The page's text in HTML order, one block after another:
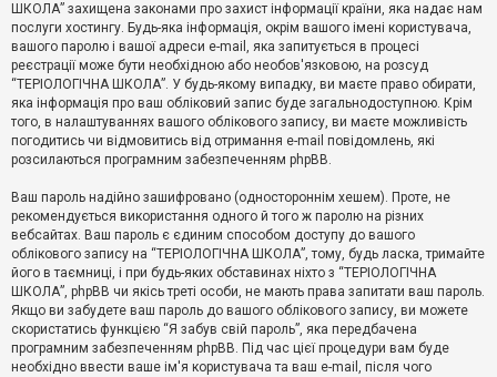
П
о
ш
у
Д
о
м
о
г
ШКОЛА” захищена законами про захист інформації країни, яка надає нам
послуги хостингу. Будь-яка інформація, окрім вашого імені користувача,
вашого паролю і вашої адреси e-mail, яка запитується в процесі
реєстрації може бути необхідною або необов'язковою, на розсуд
“ТЕРІОЛОГІЧНА ШКОЛА”. У будь-якому випадку, ви маєте право обирати,
яка інформація про ваш обліковий запис буде загальнодоступною. Крім
того, в налаштуваннях вашого облікового запису, ви маєте можливість
погодитись чи відмовитись від отримання e-mail повідомлень, які
розсилаються програмним забезпеченням phpBB.
Ваш пароль надійно зашифровано (одностороннім хешем). Проте, не
рекомендується використання одного й того ж паролю на різних
вебсайтах. Ваш пароль є єдиним способом доступу до вашого
облікового запису на “ТЕРІОЛОГІЧНА ШКОЛА”, тому, будь ласка, тримайте
його в таємниці, і при будь-яких обставинах ніхто з “ТЕРІОЛОГІЧНА
ШКОЛА”, phpBB чи якісь треті особи, не мають права запитати ваш пароль.
Якщо ви забудете ваш пароль до вашого облікового запису, ви можете
скористатись функцією “Я забув свій пароль”, яка передбачена
програмним забезпеченням phpBB. Під час цієї процедури вам буде
необхідно ввести ваше ім'я користувача та ваш e-mail, після чого